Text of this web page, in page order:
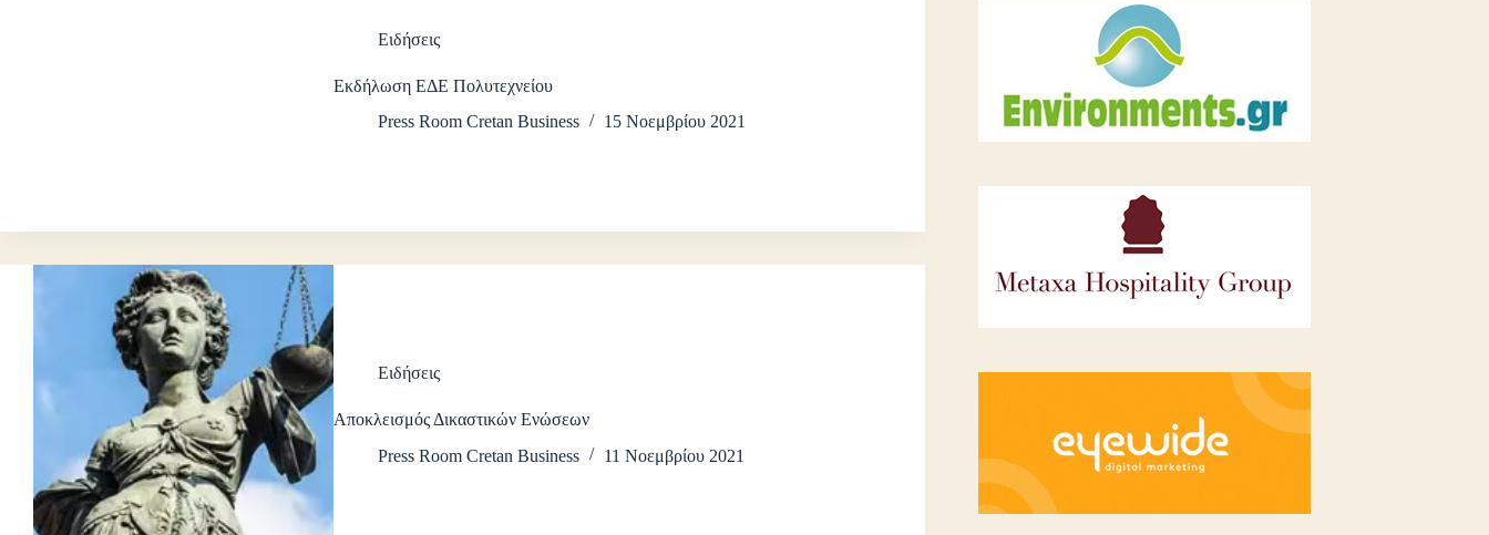
Ειδήσεις
Εκδήλωση ΕΔΕ Πολυτεχνείου
Press Room Cretan Business
15 Νοεμβρίου 2021
Ειδήσεις
Αποκλεισμός Δικαστικών Ενώσεων
Press Room Cretan Business
11 Νοεμβρίου 2021